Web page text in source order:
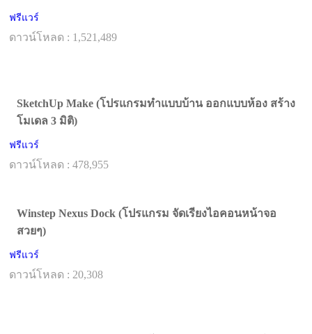
ฟรีแวร์
ดาวน์โหลด : 1,521,489
SketchUp Make (โปรแกรมทำแบบบ้าน ออกแบบห้อง สร้าง
โมเดล 3 มิติ)
ฟรีแวร์
ดาวน์โหลด : 478,955
Winstep Nexus Dock (โปรแกรม จัดเรียงไอคอนหน้าจอ
สวยๆ)
ฟรีแวร์
ดาวน์โหลด : 20,308